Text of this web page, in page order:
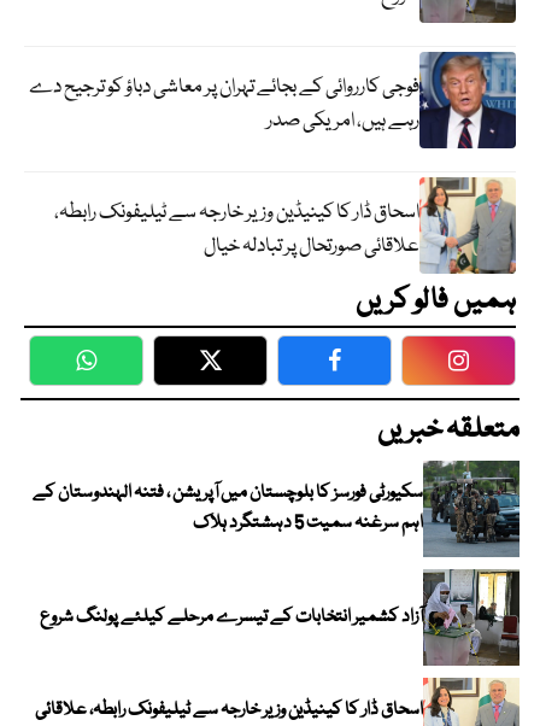
فوجی کارروائی کے بجائے تہران پر معاشی دباؤ کو ترجیح دے
رہے ہیں، امریکی صدر
اسحاق ڈار کا کینیڈین وزیر خارجہ سے ٹیلیفونک رابطہ،
علاقائی صورتحال پر تبادلہ خیال
ہمیں فالو کریں
WhatsApp Twitter Facebook
متعلقہ خبریں
سکیورٹی فورسز کا بلوچستان میں آپریشن ، فتنہ الہندوستان کے
اہم سرغنہ سمیت 5 دہشتگرد ہلاک
آزاد کشمیر انتخابات کے تیسرے مرحلے کیلئے پولنگ شروع
اسحاق ڈار کا کینیڈین وزیر خارجہ سے ٹیلیفونک رابطہ، علاقائی